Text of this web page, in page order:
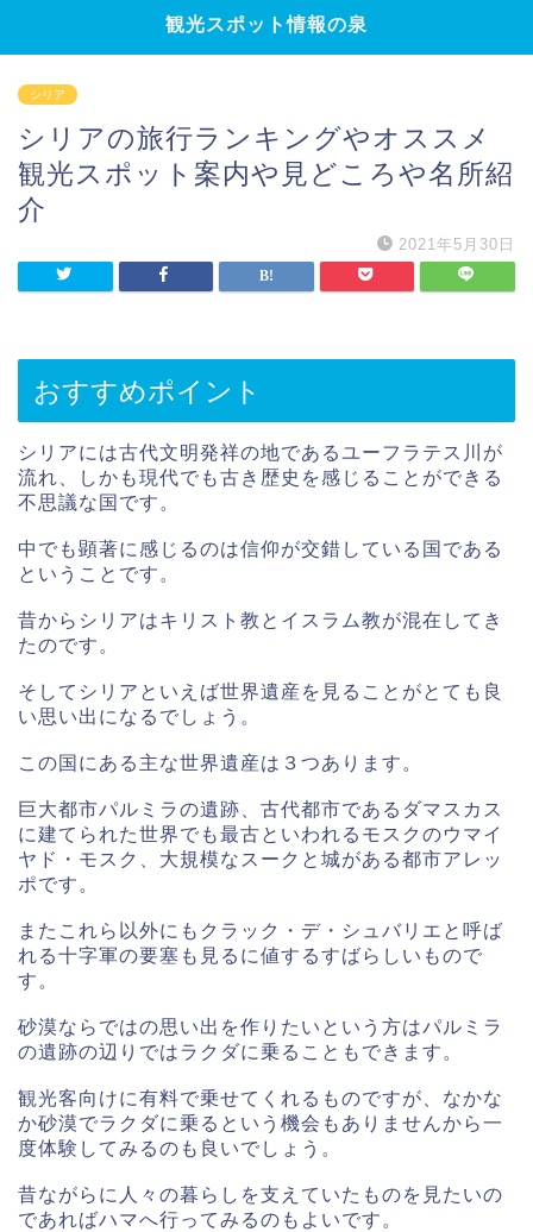
観光スポット情報の泉
シリア
シリアの旅行ランキングやオススメ
観光スポット案内や見どころや名所紹
介
2021年5月30日
おすすめポイント
シリアには古代文明発祥の地であるユーフラテス川が
流れ、しかも現代でも古き歴史を感じることができる
不思議な国です。
中でも顕著に感じるのは信仰が交錯している国である
ということです。
昔からシリアはキリスト教とイスラム教が混在してき
たのです。
そしてシリアといえば世界遺産を見ることがとても良
い思い出になるでしょう。
この国にある主な世界遺産は３つあります。
巨大都市パルミラの遺跡、古代都市であるダマスカス
に建てられた世界でも最古といわれるモスクのウマイ
ヤド・モスク、大規模なスークと城がある都市アレッ
ポです。
またこれら以外にもクラック・デ・シュバリエと呼ば
れる十字軍の要塞も見るに値するすばらしいもので
す。
砂漠ならではの思い出を作りたいという方はパルミラ
の遺跡の辺りではラクダに乗ることもできます。
観光客向けに有料で乗せてくれるものですが、なかな
か砂漠でラクダに乗るという機会もありませんから一
度体験してみるのも良いでしょう。
昔ながらに人々の暮らしを支えていたものを見たいの
であればハマへ行ってみるのもよいです。